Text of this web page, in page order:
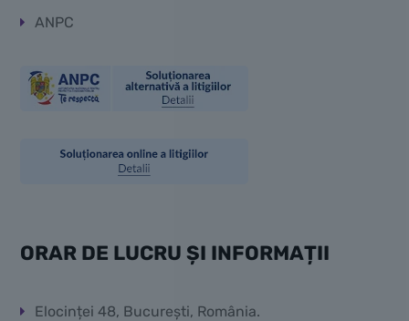
ANPC
ORAR DE LUCRU ȘI INFORMAȚII
Elocinței 48, București, România.